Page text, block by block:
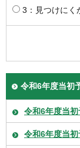
3：見つけにく
令和6年度当初
令和6年度当
令和6年度当